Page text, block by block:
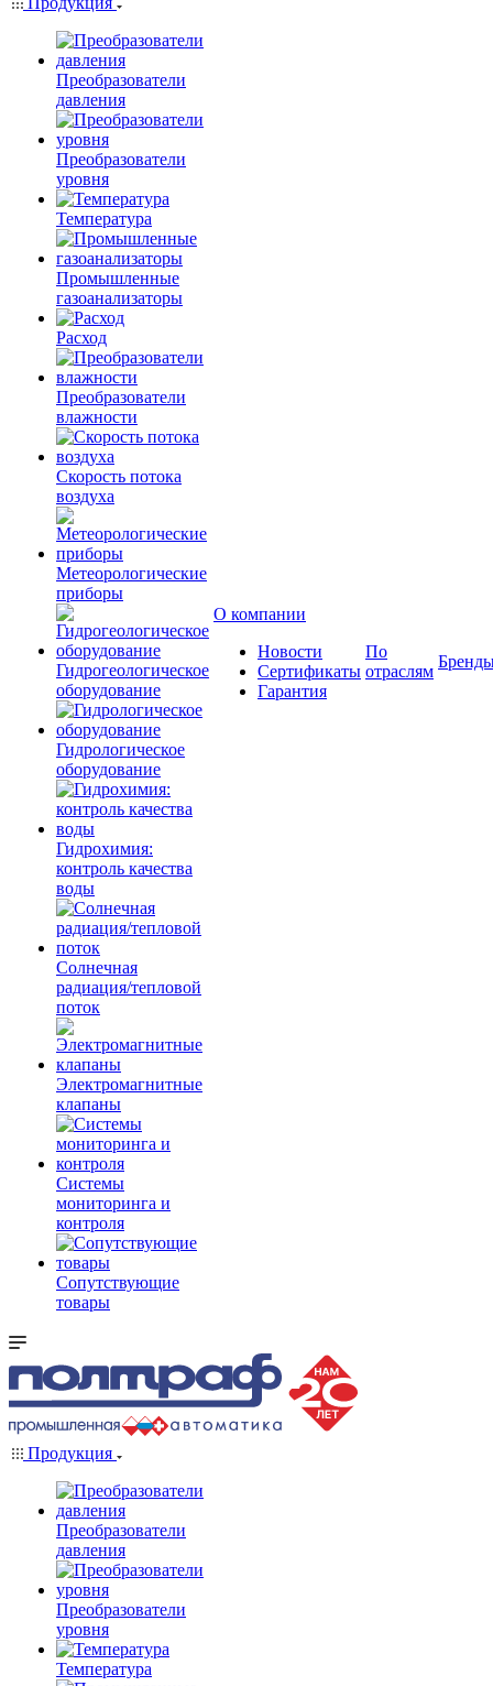
Преобразователи
давления
Преобразователи
уровня
Температура
Промышленные
газоанализаторы
Расход
Преобразователи
влажности
Скорость потока
воздуха
Метеорологические
приборы
Гидрогеологическое
оборудование
Гидрологическое
оборудование
Гидрохимия:
контроль качества
воды
Солнечная
радиация/тепловой
поток
Электромагнитные
клапаны
Системы
мониторинга и
контроля
Сопутствующие
товары
О компании
Новости
Сертификаты
Гарантия
По
отраслям
Продукция
Преобразователи
давления
Преобразователи
уровня
Температура